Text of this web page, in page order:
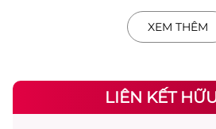
XEM THÊM
LIÊN KẾT